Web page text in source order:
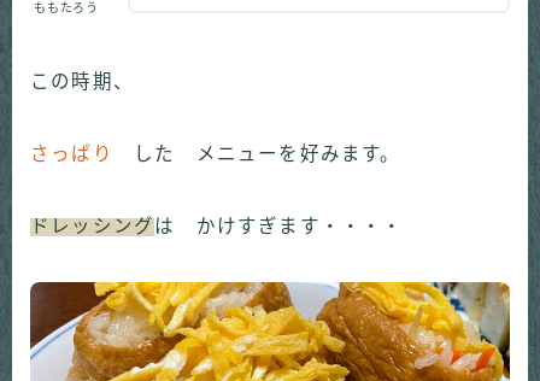
ももたろう
この時期、
さっぱり した メニューを好みます。
ドレッシングは かけすぎます・・・・